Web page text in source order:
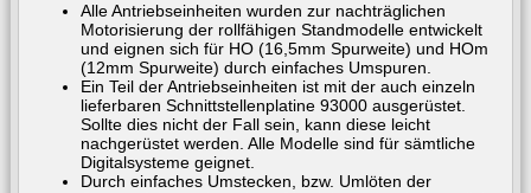
Alle Antriebseinheiten wurden zur nachträglichen
Motorisierung der rollfähigen Standmodelle entwickelt
und eignen sich für HO (16,5mm Spurweite) und HOm
(12mm Spurweite) durch einfaches Umspuren.
Ein Teil der Antriebseinheiten ist mit der auch einzeln
lieferbaren Schnittstellenplatine 93000 ausgerüstet.
Sollte dies nicht der Fall sein, kann diese leicht
nachgerüstet werden. Alle Modelle sind für sämtliche
Digitalsysteme geignet.
Durch einfaches Umstecken, bzw. Umlöten der